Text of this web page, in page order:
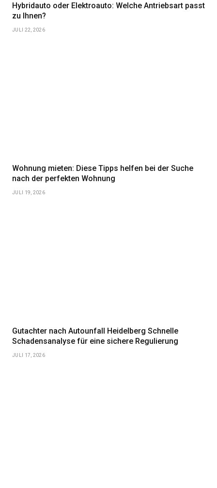
Hybridauto oder Elektroauto: Welche Antriebsart passt
zu Ihnen?
JULI 22, 2026
Wohnung mieten: Diese Tipps helfen bei der Suche
nach der perfekten Wohnung
JULI 19, 2026
Gutachter nach Autounfall Heidelberg Schnelle
Schadensanalyse für eine sichere Regulierung
JULI 17, 2026